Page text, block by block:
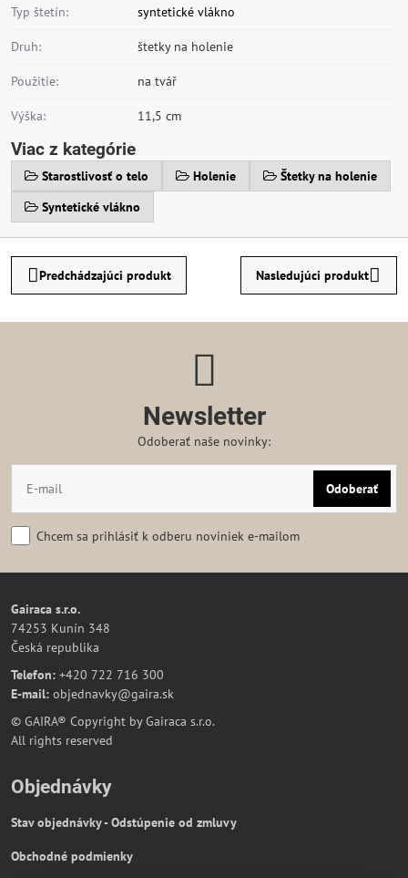
Typ štetín: syntetické vlákno
Druh: štetky na holenie
Použitie: na tvář
Výška: 11,5 cm
Viac z kategórie
Starostlivosť o telo Holenie
Štetky na holenie
Syntetické vlákno
Predchádzajúci produkt Nasledujúci produkt
Newsletter
Odoberať naše novinky:
Odoberať
Chcem sa prihlásiť k odberu noviniek e-mailom
Gairaca s.r.o.
74253 Kunín 348
Česká republika
Telefon: +420 722 716 300
E-mail: objednavky@gaira.sk
© GAIRA® Copyright by Gairaca s.r.o.
All rights reserved
Objednávky
Stav objednávky - Odstúpenie od zmluvy
Obchodné podmienky